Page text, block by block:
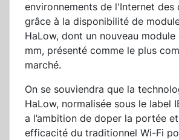
environnements de l'Internet des
grâce à la disponibilité de
HaLow, dont un nouveau module
mm, présenté comme le plus
marché.
On se souviendra que la
HaLow, normalisée sous le label
a l’ambition de doper la portée et
efficacité du traditionnel Wi-Fi